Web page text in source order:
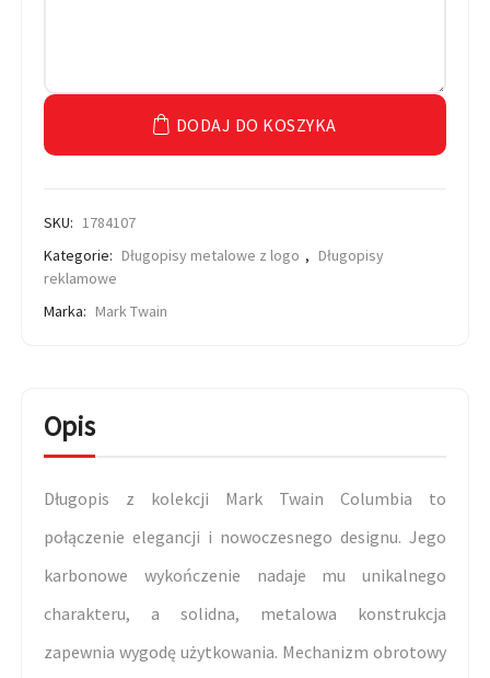
DODAJ DO KOSZYKA
SKU: 1784107
Kategorie: Długopisy metalowe z logo , Długopisy
reklamowe
Marka: Mark Twain
Opis
Długopis z kolekcji Mark Twain Columbia to
połączenie elegancji i nowoczesnego designu. Jego
karbonowe wykończenie nadaje mu unikalnego
charakteru, a solidna, metalowa konstrukcja
zapewnia wygodę użytkowania. Mechanizm obrotowy